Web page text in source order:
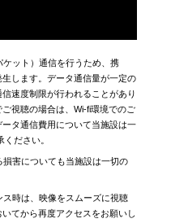
ット）通信を行うため、携
します。データ通信量が一定の
速度制限が行われることがあり
視聴の場合は、Wi-fi環境でのご
タ通信費用について当施設は一
ださい。
害についても当施設は一切の
時は、映像をスムーズに視聴
てから再度アクセスをお願いし